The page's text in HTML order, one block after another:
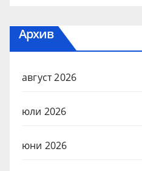
Архив
август 2026
юли 2026
юни 2026